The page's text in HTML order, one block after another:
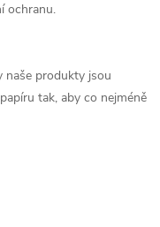
ochranu.
naše produkty jsou
tak, aby co nejméně